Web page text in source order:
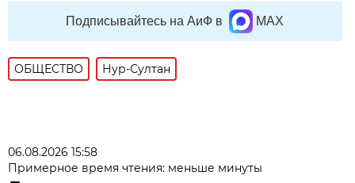
Подписывайтесь на АиФ в MAX
ОБЩЕСТВО Нур-Султан
06.08.2026 15:58
Примерное время чтения: меньше минуты